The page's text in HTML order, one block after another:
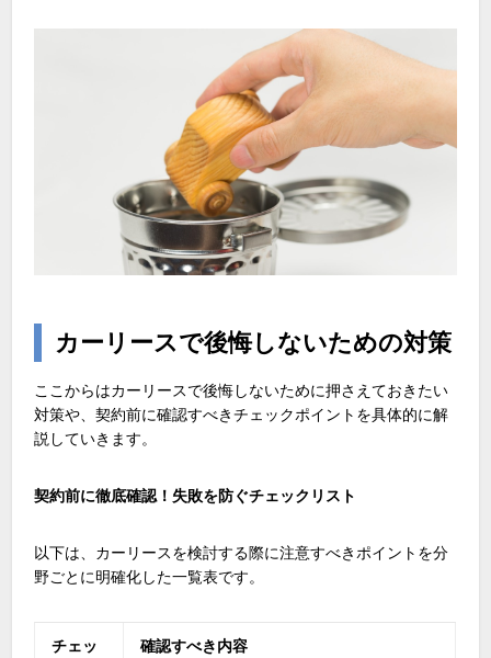
カーリースで後悔しないための対策
ここからはカーリースで後悔しないために押さえておきたい
対策や、契約前に確認すべきチェックポイントを具体的に解
説していきます。
契約前に徹底確認！失敗を防ぐチェックリスト
以下は、カーリースを検討する際に注意すべきポイントを分
野ごとに明確化した一覧表です。
チェッ 確認すべき内容